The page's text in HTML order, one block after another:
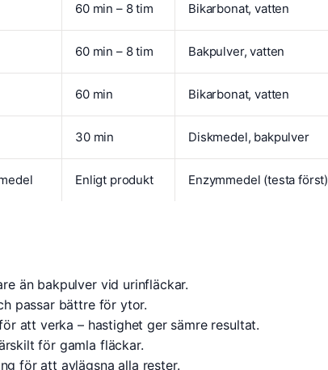
60 min – 8 tim Bikarbonat, vatten
60 min – 8 tim Bakpulver, vatten
60 min Bikarbonat, vatten
30 min Diskmedel, bakpulver
Enligt produkt Enzymmedel (testa först)
än bakpulver vid urinfläckar.
passar bättre för ytor.
att verka – hastighet ger sämre resultat.
för gamla fläckar.
för att avlägsna alla rester.